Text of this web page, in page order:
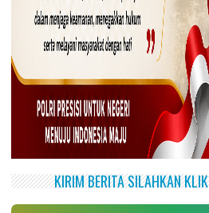
KIRIM BERITA SILAHKAN KLIK